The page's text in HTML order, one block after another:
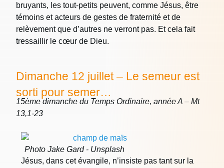
bruyants, les tout-petits peuvent, comme Jésus, être
témoins et acteurs de gestes de fraternité et de
relèvement que d’autres ne verront pas. Et cela fait
tressaillir le cœur de Dieu.
Dimanche 12 juillet – Le semeur est
sorti pour semer…
15ème dimanche du Temps Ordinaire, année A – Mt
13,1-23
Photo Jake Gard - Unsplash
Jésus, dans cet évangile, n’insiste pas tant sur la